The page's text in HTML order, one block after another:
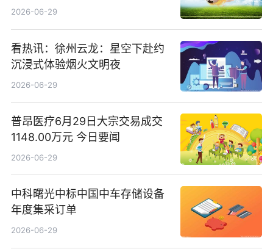
司15.3%股权
2026-06-29
看热讯：徐州云龙：星空下赴约
沉浸式体验烟火文明夜
2026-06-29
普昂医疗6月29日大宗交易成交
1148.00万元 今日要闻
2026-06-29
中科曙光中标中国中车存储设备
年度集采订单
2026-06-29